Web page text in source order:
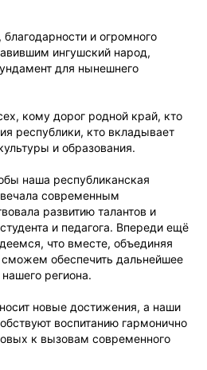
и огромного
ингушский народ,
для нынешнего
кому дорог родной край, кто
республики, кто вкладывает
и образования.
наша республиканская
современным
развитию талантов и
и педагога. Впереди ещё
что вместе, объединяя
обеспечить дальнейшее
региона.
новые достижения, а наши
воспитанию гармонично
к вызовам современного